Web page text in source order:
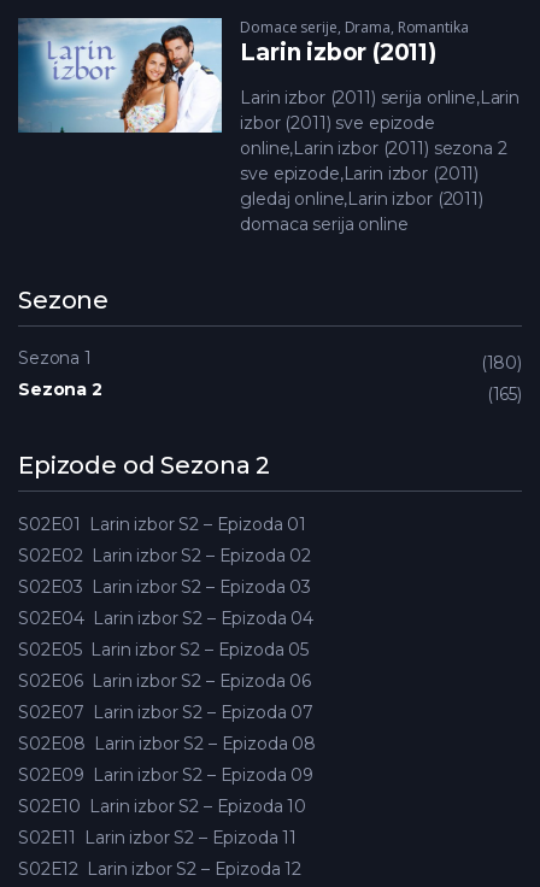
Domace serije, Drama, Romantika
Larin izbor (2011)
Larin izbor (2011) serija online,Larin
izbor (2011) sve epizode
online,Larin izbor (2011) sezona 2
sve epizode,Larin izbor (2011)
gledaj online,Larin izbor (2011)
domaca serija online
Sezone
Sezona 1
180
Sezona 2
165
Epizode od Sezona 2
S02E01
Larin izbor S2 – Epizoda 01
S02E02 Larin izbor S2 – Epizoda 02
S02E03 Larin izbor S2 – Epizoda 03
S02E04 Larin izbor S2 – Epizoda 04
S02E05 Larin izbor S2 – Epizoda 05
S02E06 Larin izbor S2 – Epizoda 06
S02E07 Larin izbor S2 – Epizoda 07
S02E08 Larin izbor S2 – Epizoda 08
S02E09 Larin izbor S2 – Epizoda 09
S02E10 Larin izbor S2 – Epizoda 10
S02E11
Larin izbor S2 – Epizoda 11
S02E12 Larin izbor S2 – Epizoda 12